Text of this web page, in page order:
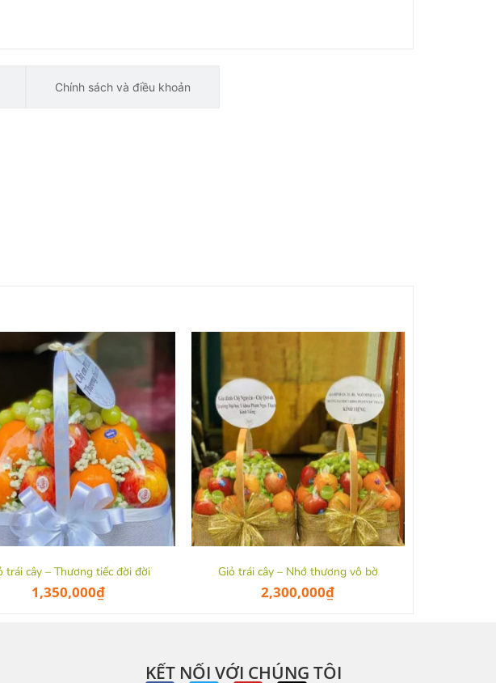
Chính sách và điều khoản
trái cây – Thương tiếc đời đời
1,350,000₫
Giỏ trái cây – Nhớ thương vô bờ
2,300,000₫
KẾT NỐI VỚI CHÚNG TÔI